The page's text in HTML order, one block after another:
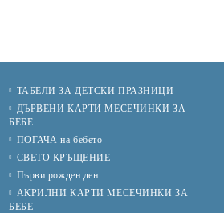
ТАБЕЛИ ЗА ДЕТСКИ ПРАЗНИЦИ
ДЪРВЕНИ КАРТИ МЕСЕЧИНКИ ЗА
БЕБЕ
ПОГАЧА на бебето
СВЕТО КРЪЩЕНИЕ
Първи рожден ден
АКРИЛНИ КАРТИ МЕСЕЧИНКИ ЗА
БЕБЕ